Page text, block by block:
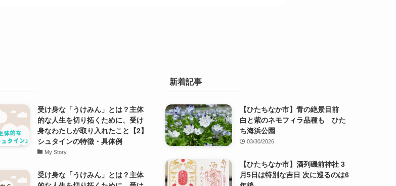
受け身な「うけみん」とは？主体
的な人生を切り拓くために、受け
身なわたしが取り入れたこと【2】
シュタインの特徴・具体例
My Story
受け身な「うけみん」とは？主体
新着記事
【ひたちなか市】青の絶景目前
白と紫のネモフィラ品種も ひた
ち海浜公園
03/30/2026
【ひたちなか市】酒列磯前神社 3
月5日は特別な吉日 次に巡るのは6